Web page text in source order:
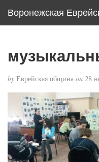
Воронежская
by Еврейская община on 28